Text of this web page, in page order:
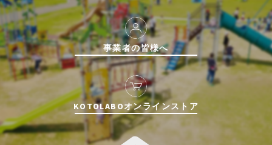
事業者の皆様へ
KOTOLABOオンラインストア